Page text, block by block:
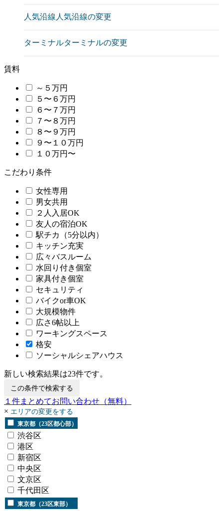
人気沿線 人気沿線の変更
ターミナルターミナルの変更
賃料
～５万円
５〜６万円
６〜７万円
７〜８万円
８〜９万円
９〜１０万円
１０万円〜
こだわり条件
女性専用
男女共用
２人入居OK
友人の宿泊OK
駅チカ（5分以内）
キッチン充実
広々バスルーム
水回り付き個室
家具付き個室
セキュリティ
バイクor車OK
大規模物件
広さ6帖以上
ワーキングスペース
格安
ソーシャルシェアハウス
新しい検索結果は23件です。
この条件で検索する
１ 件まとめてお問い合わせ （無料）
× エリアの変更をする
東京都（23区都心部）
渋谷区
港区
新宿区
中央区
文京区
千代田区
東京都（23区東部）